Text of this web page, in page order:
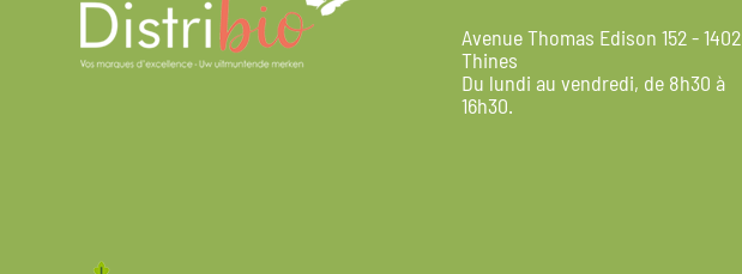
Avenue Thomas Edison 152 - 1402
Thines
Du lundi au vendredi, de 8h30 à
16h30.